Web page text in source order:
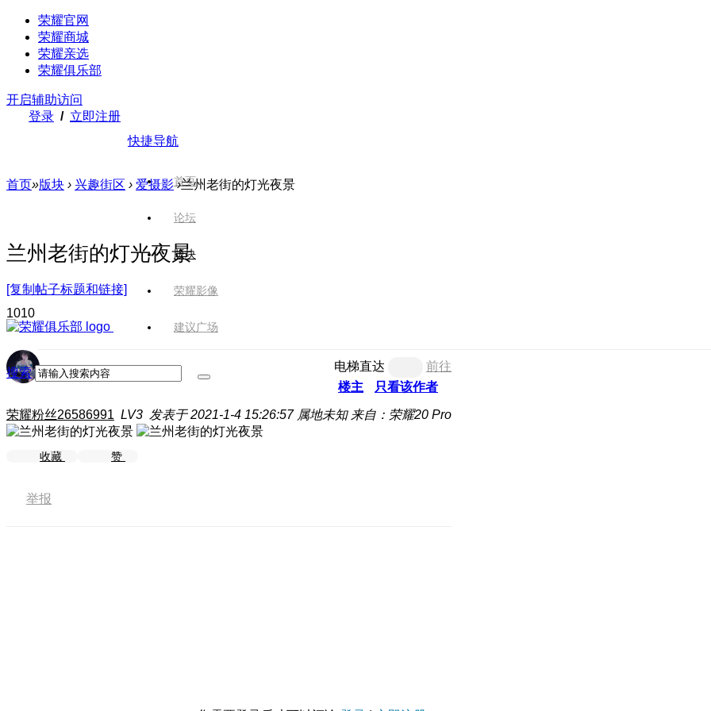
荣耀官网
荣耀商城
荣耀亲选
荣耀俱乐部
开启辅助访问
登录 / 立即注册
快捷导航
首页
论坛
版块
荣耀影像
建议广场
搜索
首页»版块 › 兴趣街区 › 爱摄影 ›兰州老街的灯光夜景
兰州老街的灯光夜景
[复制帖子标题和链接]
1010
电梯直达
前往
楼主
只看该作者
荣耀粉丝26586991 LV3 发表于 2021-1-4 15:26:57 属地未知 来自：荣耀20 Pro
收藏 赞
举报